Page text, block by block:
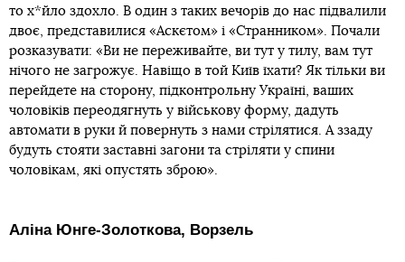
то х*йло здохло. В один з таких вечорів до нас підвалили
двоє, представилися «Аскєтом» і «Странником». Почали
розказувати: «Ви не переживайте, ви тут у тилу, вам тут
нічого не загрожує. Навіщо в той Київ їхати? Як тільки ви
перейдете на сторону, підконтрольну Україні, ваших
чоловіків переодягнуть у військову форму, дадуть
автомати в руки й повернуть з нами стрілятися. А ззаду
будуть стояти заставні загони та стріляти у спини
чоловікам, які опустять зброю».
Аліна Юнге-Золоткова, Ворзель